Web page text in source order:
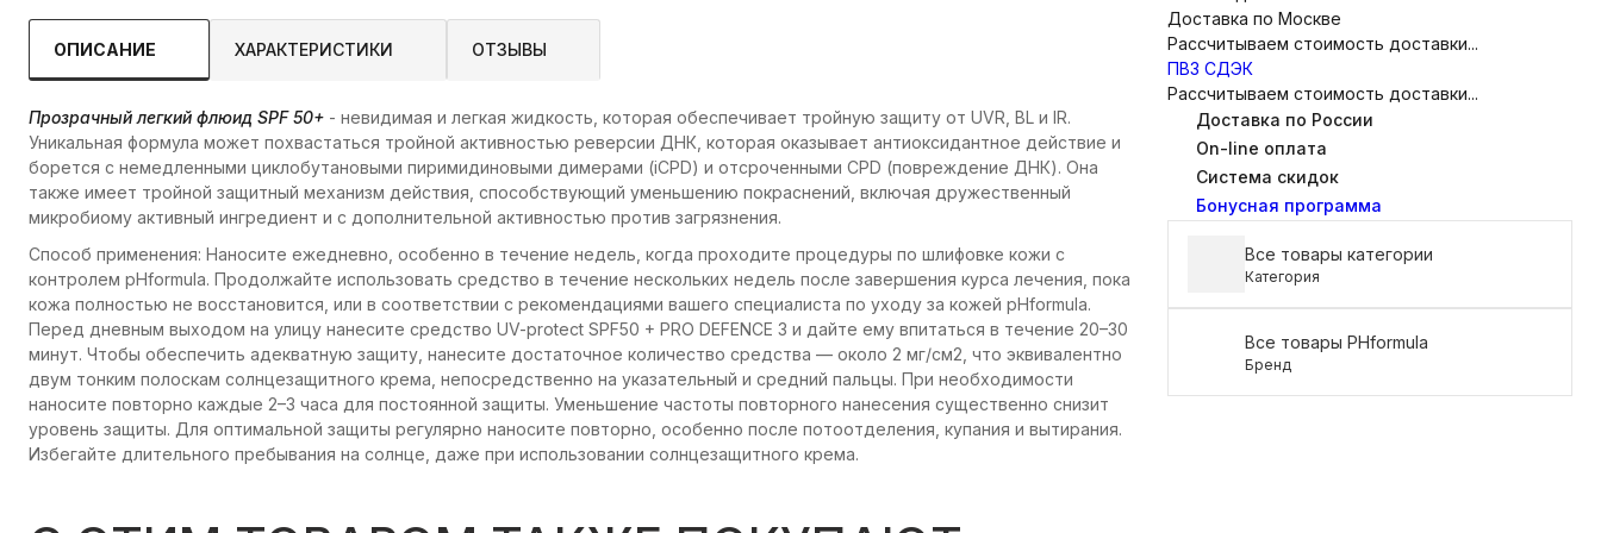
ОПИСАНИЕ ХАРАКТЕРИСТИКИ ОТЗЫВЫ
Прозрачный легкий флюид SPF 50+ - невидимая и легкая жидкость, которая обеспечивает тройную защиту от UVR, BL и IR.
Уникальная формула может похвастаться тройной активностью реверсии ДНК, которая оказывает антиоксидантное действие и
борется с немедленными циклобутановыми пиримидиновыми димерами (iCPD) и отсроченными CPD (повреждение ДНК). Она
также имеет тройной защитный механизм действия, способствующий уменьшению покраснений, включая дружественный
микробиому активный ингредиент и с дополнительной активностью против загрязнения.
Способ применения: Наносите ежедневно, особенно в течение недель, когда проходите процедуры по шлифовке кожи с
контролем pHformula. Продолжайте использовать средство в течение нескольких недель после завершения курса лечения, пока
кожа полностью не восстановится, или в соответствии с рекомендациями вашего специалиста по уходу за кожей pHformula.
Перед дневным выходом на улицу нанесите средство UV-protect SPF50 + PRO DEFENCE 3 и дайте ему впитаться в течение 20–30
минут. Чтобы обеспечить адекватную защиту, нанесите достаточное количество средства — около 2 мг/см2, что эквивалентно
двум тонким полоскам солнцезащитного крема, непосредственно на указательный и средний пальцы. При необходимости
наносите повторно каждые 2–3 часа для постоянной защиты. Уменьшение частоты повторного нанесения существенно снизит
уровень защиты. Для оптимальной защиты регулярно наносите повторно, особенно после потоотделения, купания и вытирания.
Избегайте длительного пребывания на солнце, даже при использовании солнцезащитного крема.
Доставка по Москве
Рассчитываем стоимость доставки...
ПВЗ СДЭК
Рассчитываем стоимость доставки...
Доставка по России
On-line оплата
Система скидок
Бонусная программа
Все товары категории
Категория
Все товары PHformula
Бренд